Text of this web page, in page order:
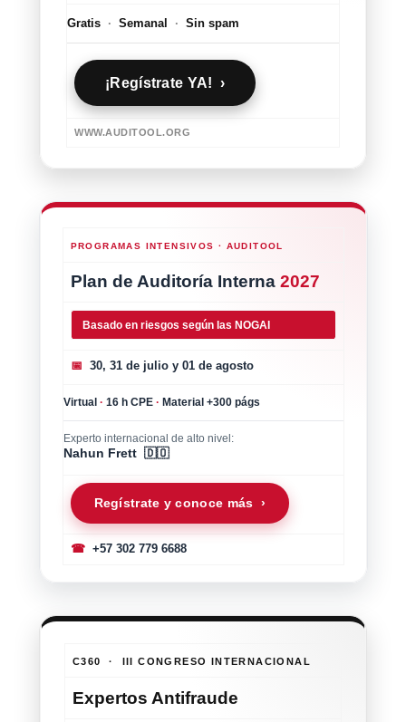
Gratis · Semanal · Sin spam
¡Regístrate YA! ›
WWW.AUDITOOL.ORG
PROGRAMAS INTENSIVOS · AUDITOOL
Plan de Auditoría Interna 2027
Basado en riesgos según las NOGAI
📅 30, 31 de julio y 01 de agosto
Virtual · 16 h CPE · Material +300 págs
Experto internacional de alto nivel:
Nahun Frett 🇩🇴
Regístrate y conoce más ›
☎+57 302 779 6688
C360 · III CONGRESO INTERNACIONAL
Expertos Antifraude